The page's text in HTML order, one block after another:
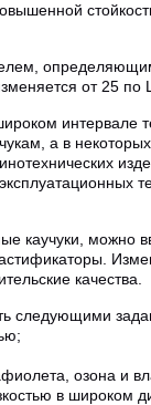
от 25
интервале
а в
каучуки, можно
качества.
следующими
озона и
в широком